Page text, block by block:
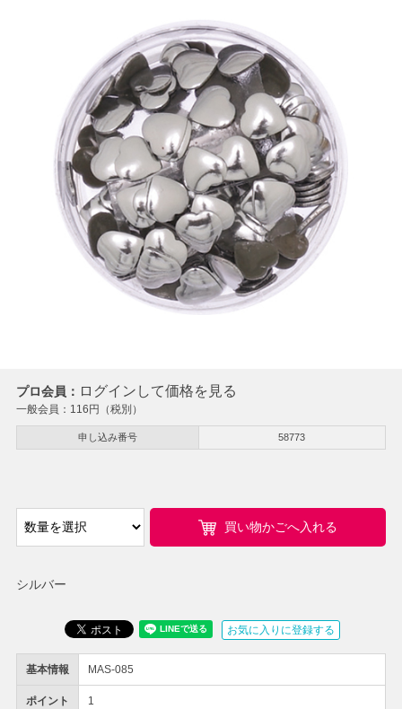
プロ会員： ログインして価格を見る
一般会員： 116円（税別）
申し込み番号 58773
シルバー
基本情報 MAS-085
ポイント 1
買い物かごへ入れる
お気に入りに登録する